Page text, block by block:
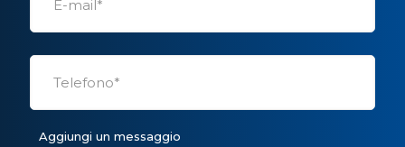
Aggiungi un messaggio